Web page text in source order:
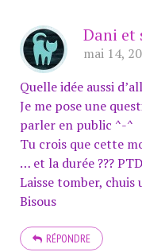
Dani et
mai 14,
Quelle idée aussi
Je me pose une
parler en public ^-^
Tu crois que cette
… et la durée ???
Laisse tomber, chuis
Bisous
RÉPONDRE